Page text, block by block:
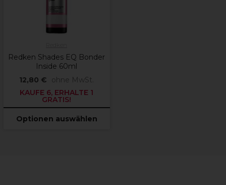
Redken Shades EQ Bonder
Inside 60ml
12,80 €
ohne MwSt.
KAUFE 6, ERHALTE 1
GRATIS!
Optionen auswählen